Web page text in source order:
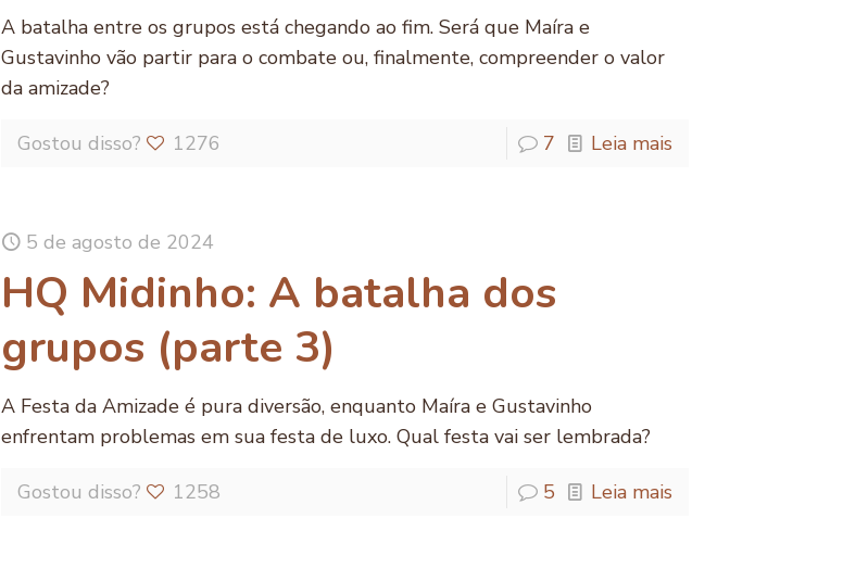
A batalha entre os grupos está chegando ao fim. Será que Maíra e
Gustavinho vão partir para o combate ou, finalmente, compreender o valor
da amizade?
Gostou disso? 1276 7 Leia mais
5 de agosto de 2024
HQ Midinho: A batalha dos
grupos (parte 3)
A Festa da Amizade é pura diversão, enquanto Maíra e Gustavinho
enfrentam problemas em sua festa de luxo. Qual festa vai ser lembrada?
Gostou disso? 1258 5 Leia mais